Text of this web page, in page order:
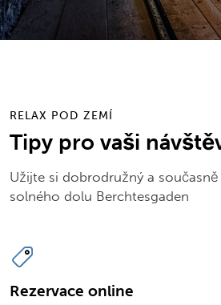
RELAX POD ZEMÍ
Tipy pro vaši
Užijte si dobrodružný a
solného dolu Berchtesgaden
Rezervace online